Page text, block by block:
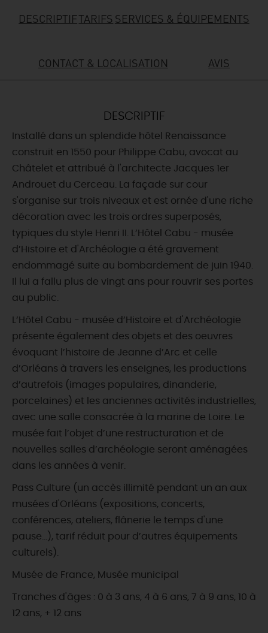
DEMAIN
CE WEEK-END
CETTE SEMAINE
TOUT L'AGENDA
DESCRIPTIFTARIFS SERVICES & ÉQUIPEMENTS
CONTACT & LOCALISATION AVIS
DESCRIPTIF
Installé dans un splendide hôtel Renaissance
construit en 1550 pour Philippe Cabu, avocat au
Châtelet et attribué à l'architecte Jacques 1er
Androuet du Cerceau. La façade sur cour
s'organise sur trois niveaux et est ornée d'une riche
décoration avec les trois ordres superposés,
typiques du style Henri II. L’Hôtel Cabu - musée
d’Histoire et d'Archéologie a été gravement
endommagé suite au bombardement de juin 1940.
Il lui a fallu plus de vingt ans pour rouvrir ses portes
au public.
L’Hôtel Cabu - musée d’Histoire et d'Archéologie
présente également des objets et des oeuvres
évoquant l’histoire de Jeanne d’Arc et celle
d’Orléans à travers les enseignes, les productions
d’autrefois (images populaires, dinanderie,
porcelaines) et les anciennes activités industrielles,
avec une salle consacrée à la marine de Loire. Le
musée fait l’objet d’une restructuration et de
nouvelles salles d’archéologie seront aménagées
dans les années à venir.
Pass Culture (un accès illimité pendant un an aux
musées d'Orléans (expositions, concerts,
conférences, ateliers, flânerie le temps d'une
pause...), tarif réduit pour d’autres équipements
culturels).
Musée de France, Musée municipal
Tranches d'âges : 0 à 3 ans, 4 à 6 ans, 7 à 9 ans, 10 à
12 ans, + 12 ans